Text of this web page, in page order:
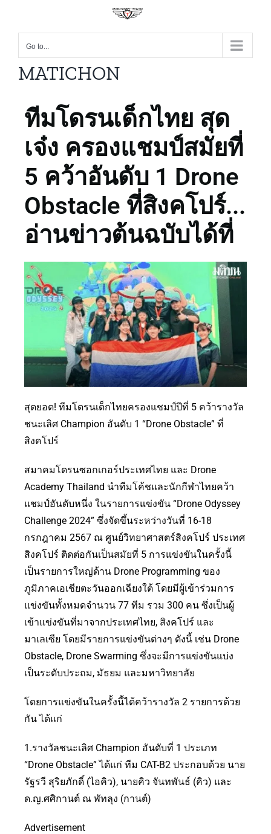
Go to...
MATICHON
ทีมโดรนเด็กไทย สุด
เจ๋ง ครองแชมป์สมัยที่
5 คว้าอันดับ 1 Drone
Obstacle ที่สิงคโปร์...
อ่านข่าวต้นฉบับได้ที่
สุดยอด! ทีมโดรนเด็กไทยครองแชมป์ปีที่ 5 คว้ารางวัล
ชนะเลิศ Champion อันดับ 1 “Drone Obstacle” ที่
สิงคโปร์
สมาคมโดรนซอกเกอร์ประเทศไทย และ Drone
Academy Thailand นำทีมโค้ชและนักกีฬาไทยคว้า
แชมป์อันดับหนึ่ง ในรายการแข่งขัน “Drone Odyssey
Challenge 2024” ซึ่งจัดขึ้นระหว่างวันที่ 16-18
กรกฎาคม 2567 ณ ศูนย์วิทยาศาสตร์สิงคโปร์ ประเทศ
สิงคโปร์ ติดต่อกันเป็นสมัยที่ 5 การแข่งขันในครั้งนี้
เป็นรายการใหญ่ด้าน Drone Programming ของ
ภูมิภาคเอเชียตะวันออกเฉียงใต้ โดยมีผู้เข้าร่วมการ
แข่งขันทั้งหมดจำนวน 77 ทีม รวม 300 คน ซึ่งเป็นผู้
เข้าแข่งขันที่มาจากประเทศไทย, สิงคโปร์ และ
มาเลเซีย โดยมีรายการแข่งขันต่างๆ ดังนี้ เช่น Drone
Obstacle, Drone Swarming ซึ่งจะมีการแข่งขันแบ่ง
เป็นระดับประถม, มัธยม และมหาวิทยาลัย
โดยการแข่งขันในครั้งนี้ได้คว้ารางวัล 2 รายการด้วย
กัน ได้แก่
1.รางวัลชนะเลิศ Champion อันดับที่ 1 ประเภท
“Drone Obstacle” ได้แก่ ทีม CAT-B2 ประกอบด้วย นาย
รัฐรวี สุริยภักดิ์ (ไอคิว), นายคิว จันทพันธ์ (คิว) และ
ด.ญ.ศศิกานต์ ณ พัทลุง (กานต์)
Advertisement